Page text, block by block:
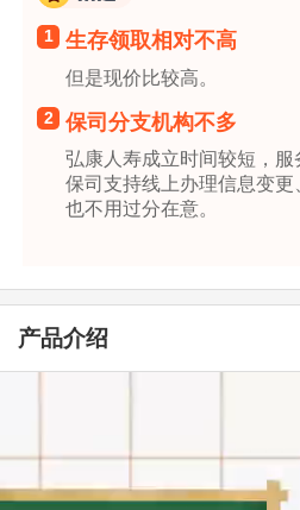
1 生存领取相对不高
但是现价比较高。
2 保司分支机构不多
弘康人寿成立时间较短，
保司支持线上办理信息变
也不用过分在意。
产品介绍